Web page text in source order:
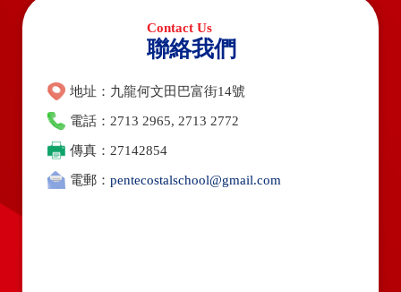
聯絡我們
地址：九龍何文田巴富街14號
電話：2713 2965, 2713 2772
傳真：27142854
電郵： pentecostalschool@gmail.com